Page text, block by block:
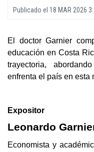
Publicado el 18 MAR 2026
El doctor Garnier
educación en Costa
trayectoria,
enfrenta el país en esta
Expositor
Leonardo
Economista y